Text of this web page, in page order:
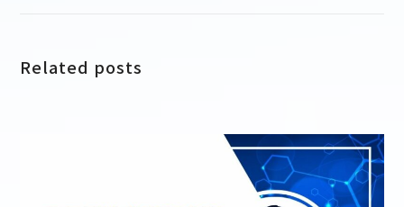
Related posts